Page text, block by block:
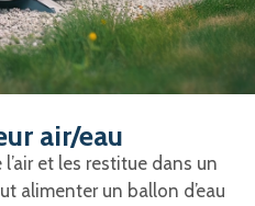
air/eau
et les restitue dans un
alimenter un ballon d’eau